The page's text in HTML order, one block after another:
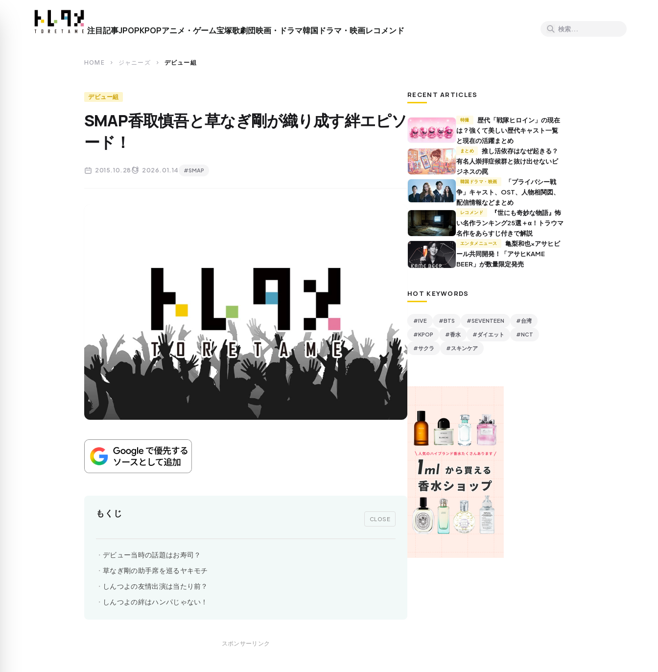
close
注目記事JPOPKPOPアニメ・ゲーム宝塚歌劇団映画・ドラマ韓国ドラマ・映画レコメンド
HOME chevron_right ジャニーズ chevron_right デビュー組
デビュー組
SMAP香取慎吾と草なぎ剛が織り成す絆エピソ
ード！
2015.10.28 2026.01.14 #SMAP
もくじ
CLOSE
デビュー当時の話題はお寿司？
草なぎ剛の助手席を巡るヤキモチ
しんつよの友情出演は当たり前？
しんつよの絆はハンパじゃない！
スポンサーリンク
RECENT ARTICLES
特撮
は？強くて美しい歴代キャスト一覧
と現在の活躍まとめ
まとめ
推し活依存はなぜ起きる？
有名人崇拝症候群と抜け出せないビ
ジネスの罠
韓国ドラマ・映画
争」キャスト、OST、人物相関図、
配信情報などまとめ
レコメンド
い名作ランキング25選＋α！トラウマ
名作をあらすじ付きで解説
エンタメニュース
ール共同開発！「アサヒKAME
BEER」が数量限定発売
HOT KEYWORDS
#IVE #BTS #SEVENTEEN #台湾
#KPOP #香水 #ダイエット #NCT
#サクラ #スキンケア